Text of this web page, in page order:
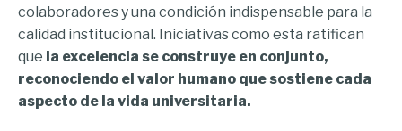
colaboradores y una condición indispensable para la
calidad institucional. Iniciativas como esta ratifican
que la excelencia se construye en conjunto,
reconociendo el valor humano que sostiene cada
aspecto de la vida universitaria.